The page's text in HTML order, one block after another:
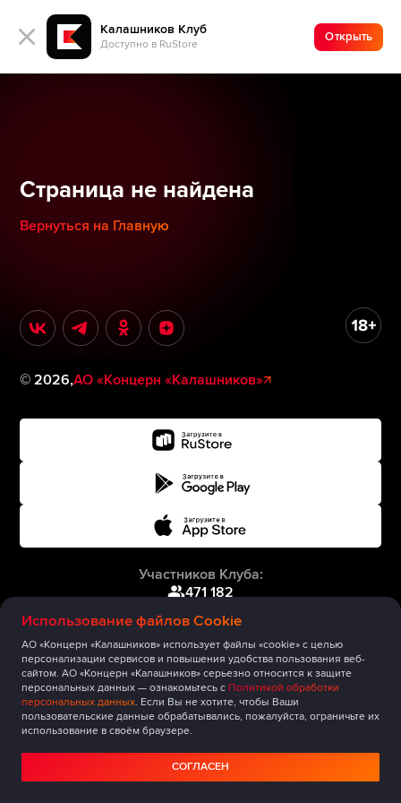
Калашников Клуб
Доступно в RuStore
Открыть
Использование файлов Cookie
АО «Концерн «Калашников» использует файлы «cookie» с целью
персонализации сервисов и повышения удобства пользования веб-
сайтом. АО «Концерн «Калашников» серьезно относится к защите
персональных данных — ознакомьтесь с Политикой обработки
персональных данных. Если Вы не хотите, чтобы Ваши
пользовательские данные обрабатывались, пожалуйста, ограничьте их
использование в своём браузере.
СОГЛАСЕН
Страница не найдена
Вернуться на Главную
©2026,АО «Концерн «Калашников»
Участников Клуба:
471 182